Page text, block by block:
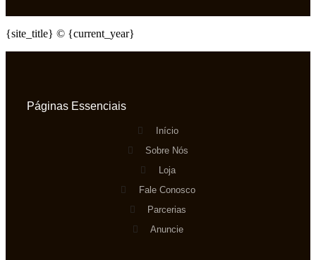
{site_title} © {current_year}
Páginas Essenciais
Início
Sobre Nós
Loja
Fale Conosco
Parcerias
Anuncie